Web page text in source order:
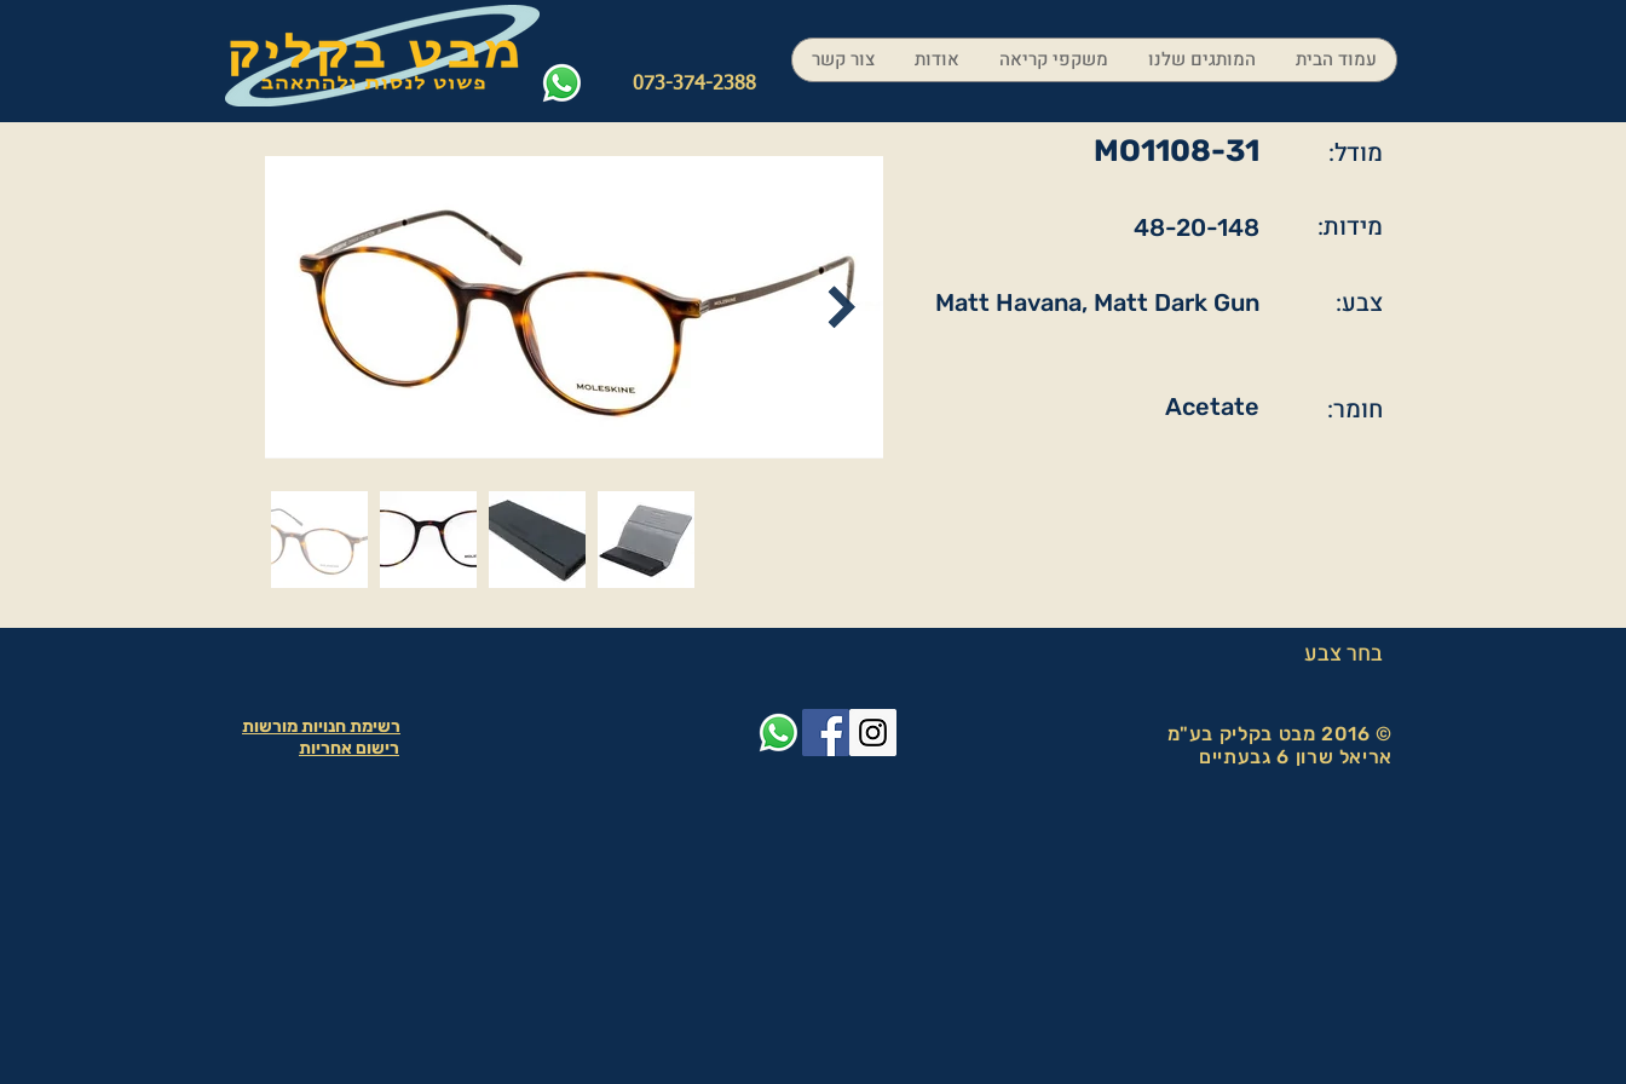
073-374-2388
עמוד הבית המותגים שלנו משקפי קריאה אודות צור קשר
MO1108-31 מודל:
48-20-148 מידות:
Matt Havana, Matt Dark Gun צבע:
Acetate חומר:
בחר צבע
רשימת חנויות מורשות
רישום אחריות
© 2016 מבט בקליק בע"מ
אריאל שרון 6 גבעתיים